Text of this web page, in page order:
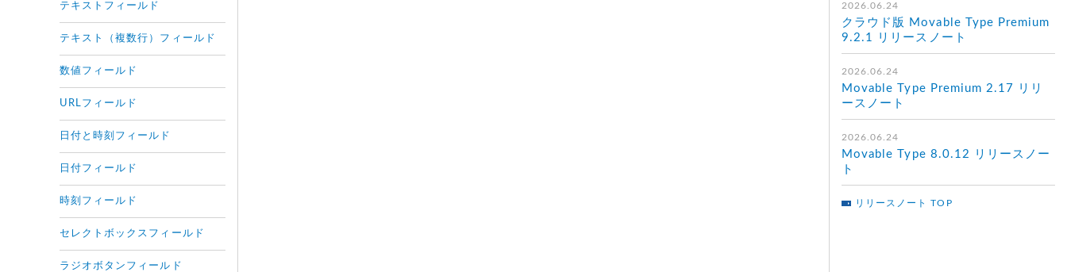
テキストフィールド
テキスト（複数行）フィールド
数値フィールド
URLフィールド
日付と時刻フィールド
日付フィールド
時刻フィールド
セレクトボックスフィールド
ラジオボタンフィールド
2026.06.24
クラウド版 Movable Type Premium
9.2.1 リリースノート
2026.06.24
Movable Type Premium 2.17 リリ
ースノート
2026.06.24
Movable Type 8.0.12 リリースノー
ト
リリースノート TOP